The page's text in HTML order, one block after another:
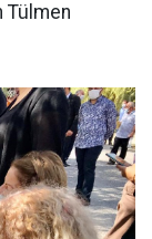
Tülmen